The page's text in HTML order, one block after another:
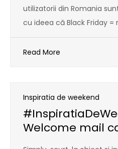
utilizatorii din Romania
cu ideea că Black Friday =
Read More
Inspiratia de weekend
Welcome mail